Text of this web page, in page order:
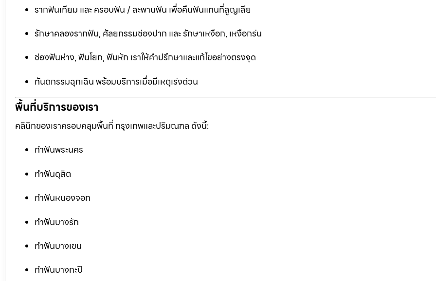
รากฟันเทียม และ ครอบฟัน / สะพานฟัน เพื่อคืนฟันแทนที่สูญเสีย
รักษาคลองรากฟัน, ศัลยกรรมช่องปาก และ รักษาเหงือก, เหงือกร่น
ช่องฟันห่าง, ฟันโยก, ฟันหัก เราให้คำปรึกษาและแก้ไขอย่างตรงจุด
ทันตกรรมฉุกเฉิน พร้อมบริการเมื่อมีเหตุเร่งด่วน
พื้นที่บริการของเรา
คลินิกของเราครอบคลุมพื้นที่ กรุงเทพและปริมณฑล ดังนี้:
ทำฟันพระนคร
ทำฟันดุสิต
ทำฟันหนองจอก
ทำฟันบางรัก
ทำฟันบางเขน
ทำฟันบางกะปิ